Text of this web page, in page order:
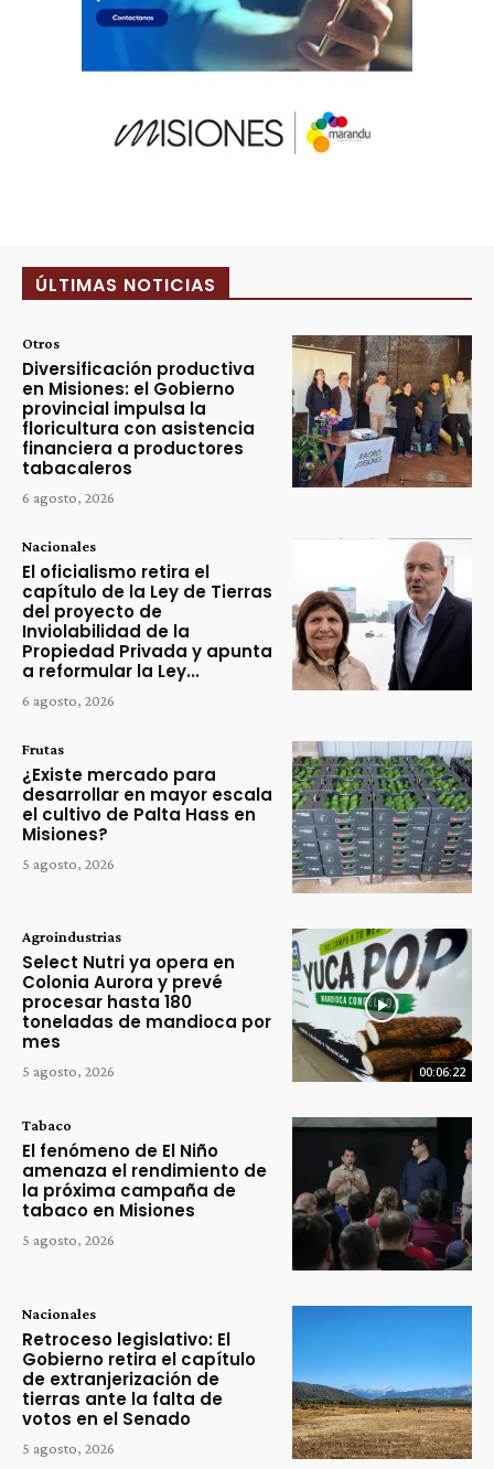
ÚLTIMAS NOTICIAS
Otros
Diversificación productiva
en Misiones: el Gobierno
provincial impulsa la
floricultura con asistencia
financiera a productores
tabacaleros
6 agosto, 2026
Nacionales
El oficialismo retira el
capítulo de la Ley de Tierras
del proyecto de
Inviolabilidad de la
Propiedad Privada y apunta
a reformular la Ley...
6 agosto, 2026
Frutas
¿Existe mercado para
desarrollar en mayor escala
el cultivo de Palta Hass en
Misiones?
5 agosto, 2026
00:06:22
Agroindustrias
Select Nutri ya opera en
Colonia Aurora y prevé
procesar hasta 180
toneladas de mandioca por
mes
5 agosto, 2026
Tabaco
El fenómeno de El Niño
amenaza el rendimiento de
la próxima campaña de
tabaco en Misiones
5 agosto, 2026
Nacionales
Retroceso legislativo: El
Gobierno retira el capítulo
de extranjerización de
tierras ante la falta de
votos en el Senado
5 agosto, 2026